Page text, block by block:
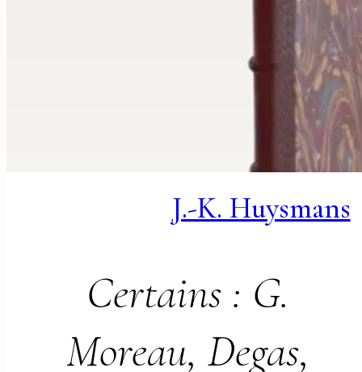
J.-K. Huysmans
Certains : G.
Moreau, Degas,